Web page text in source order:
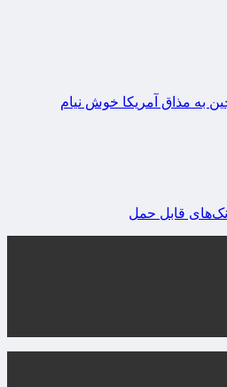
به مذاق آمریکا خوش نیام
قابل حمل